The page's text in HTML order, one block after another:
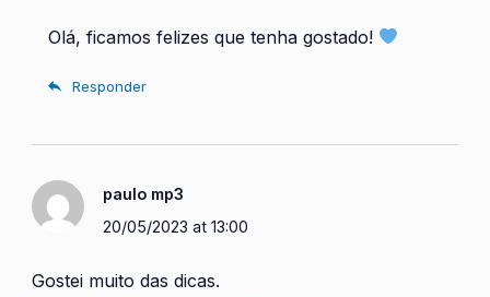
Olá, ficamos felizes que tenha gostado!
Responder
paulo mp3
20/05/2023 at 13:00
Gostei muito das dicas.